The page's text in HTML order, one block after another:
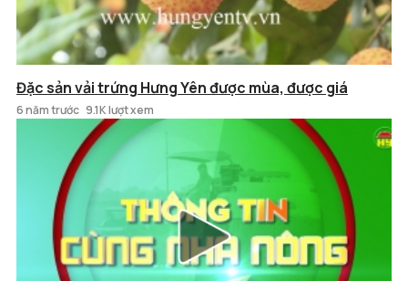
Đặc sản vải trứng Hưng Yên được mùa, được giá
6 năm trước 9.1K lượt xem